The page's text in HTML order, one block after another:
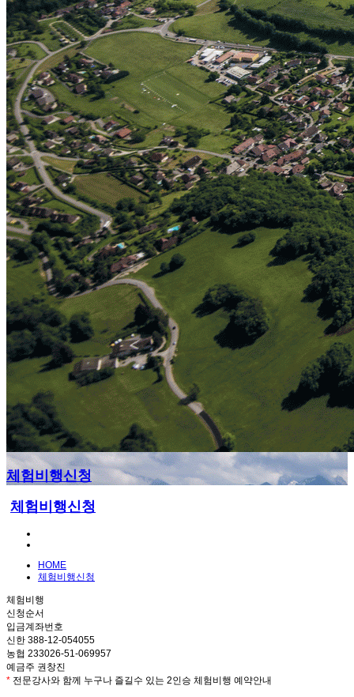
체험비행신청
체험비행신청
HOME
체험비행신청
체험비행
신청순서
입금계좌번호
신한 388-12-054055
농협 233026-51-069957
예금주 권창진
* 전문강사와 함께 누구나 즐길수 있는 2인승 체험비행 예약안내